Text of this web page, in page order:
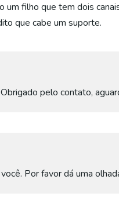
um filho que tem dois
que cabe um suporte.
pelo contato,
Por favor dá uma